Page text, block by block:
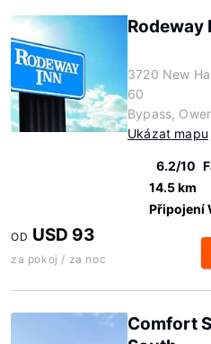
Rodeway
3720 New
60
Bypass,
Ukázat mapu
6.2/10
14.5 km
Připojení
OD USD 93
za pokoj / za noc
Comfort